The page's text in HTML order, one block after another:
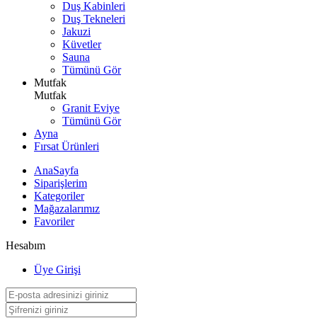
Duş Kabinleri
Duş Tekneleri
Jakuzi
Küvetler
Sauna
Tümünü Gör
Mutfak
Mutfak
Granit Eviye
Tümünü Gör
Ayna
Fırsat Ürünleri
AnaSayfa
Siparişlerim
Kategoriler
Mağazalarımız
Favoriler
Hesabım
Üye Girişi